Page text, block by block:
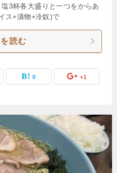
3杯各大盛りと一つをからあ
ス+漬物+冷奴)で
読む
0 +1